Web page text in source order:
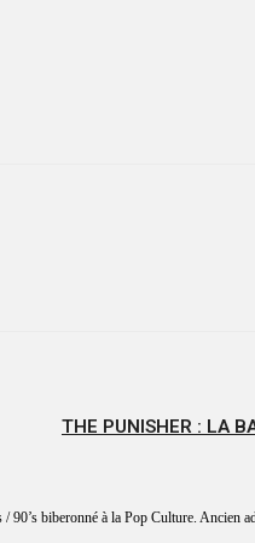
THE PUNISHER : LA
biberonné à la Pop Culture. Ancien